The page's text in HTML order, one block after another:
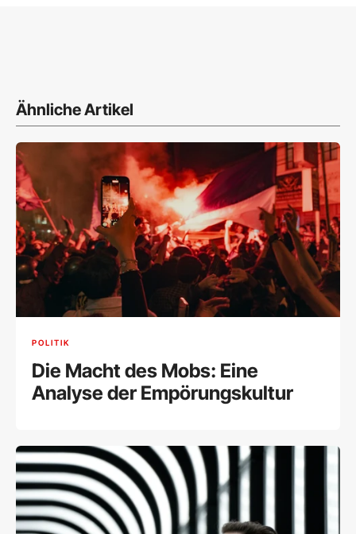
Ähnliche Artikel
POLITIK
Die Macht des Mobs: Eine
Analyse der Empörungskultur